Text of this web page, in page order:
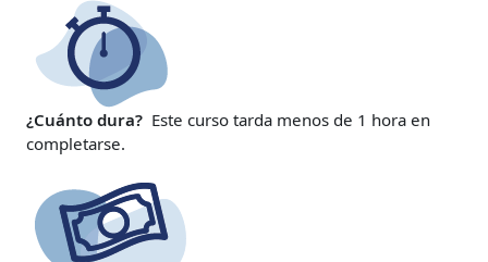
¿Cuánto dura? Este curso tarda menos de 1 hora en
completarse.